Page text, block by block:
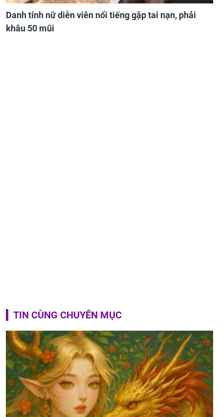
Danh tính nữ diễn viên nổi tiếng gặp tai nạn, phải
khâu 50 mũi
TIN CÙNG CHUYÊN MỤC